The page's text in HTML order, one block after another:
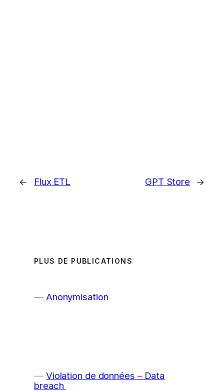
← Flux ETL GPT Store →
PLUS DE PUBLICATIONS
Anonymisation
Violation de données – Data
breach